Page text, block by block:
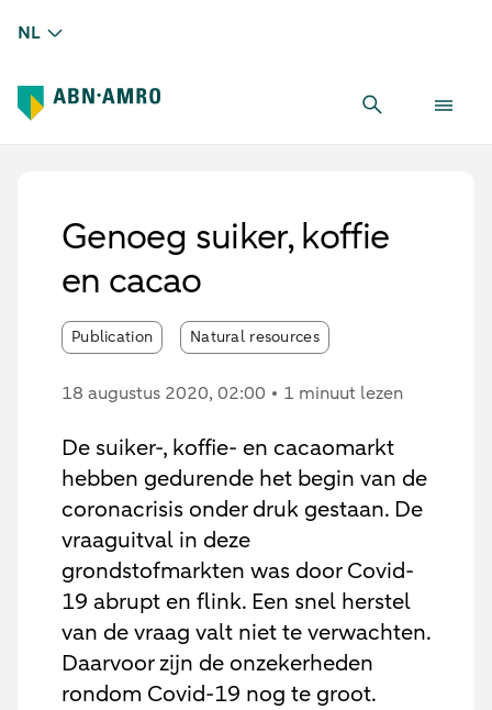
NL
Genoeg suiker, koffie
en cacao
Publication Natural resources
18 augustus 2020, 02:00 1 minuut lezen
De suiker-, koffie- en cacaomarkt
hebben gedurende het begin van de
coronacrisis onder druk gestaan. De
vraaguitval in deze
grondstofmarkten was door Covid-
19 abrupt en flink. Een snel herstel
van de vraag valt niet te verwachten.
Daarvoor zijn de onzekerheden
rondom Covid-19 nog te groot.